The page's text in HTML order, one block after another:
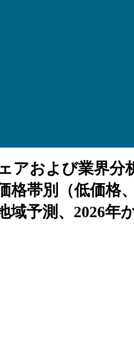
および業界分
格帯別（低価
予測、2026年